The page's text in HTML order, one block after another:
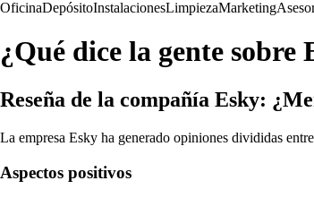
OficinaDepósitoInstalacionesLimpiezaMarketing
¿Qué dice la gente sobre
Reseña de la compañía Esky:
La empresa Esky ha generado opiniones divididas
Aspectos positivos